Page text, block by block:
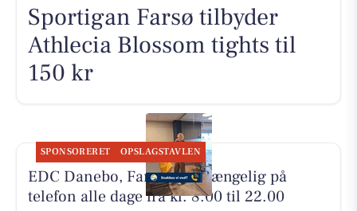
Sportigan Farsø tilbyder
Athlecia Blossom tights til
150 kr
SPONSORERET OPSLAGSTAVLEN
EDC Danebo, Farsø er tilgængelig på
telefon alle dage fra kl. 8.00 til 22.00